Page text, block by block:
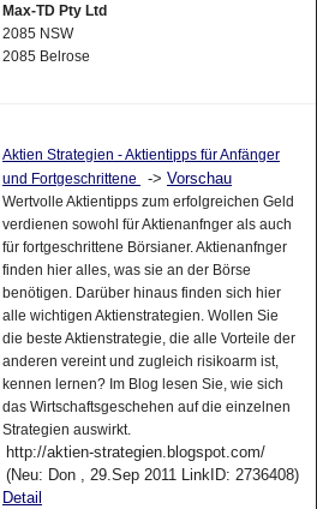
Max-TD Pty Ltd
2085 NSW
2085 Belrose
Aktien Strategien - Aktientipps für Anfänger
und Fortgeschrittene
-> Vorschau
Wertvolle Aktientipps zum erfolgreichen Geld
verdienen sowohl für Aktienanfnger als auch
für fortgeschrittene Börsianer. Aktienanfnger
finden hier alles, was sie an der Börse
benötigen. Darüber hinaus finden sich hier
alle wichtigen Aktienstrategien. Wollen Sie
die beste Aktienstrategie, die alle Vorteile der
anderen vereint und zugleich risikoarm ist,
kennen lernen? Im Blog lesen Sie, wie sich
das Wirtschaftsgeschehen auf die einzelnen
Strategien auswirkt.
http://aktien-strategien.blogspot.com/
(Neu: Don , 29.Sep 2011 LinkID: 2736408)
Detail